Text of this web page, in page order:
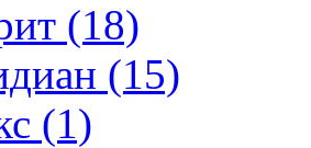
(18)
(15)
(1)